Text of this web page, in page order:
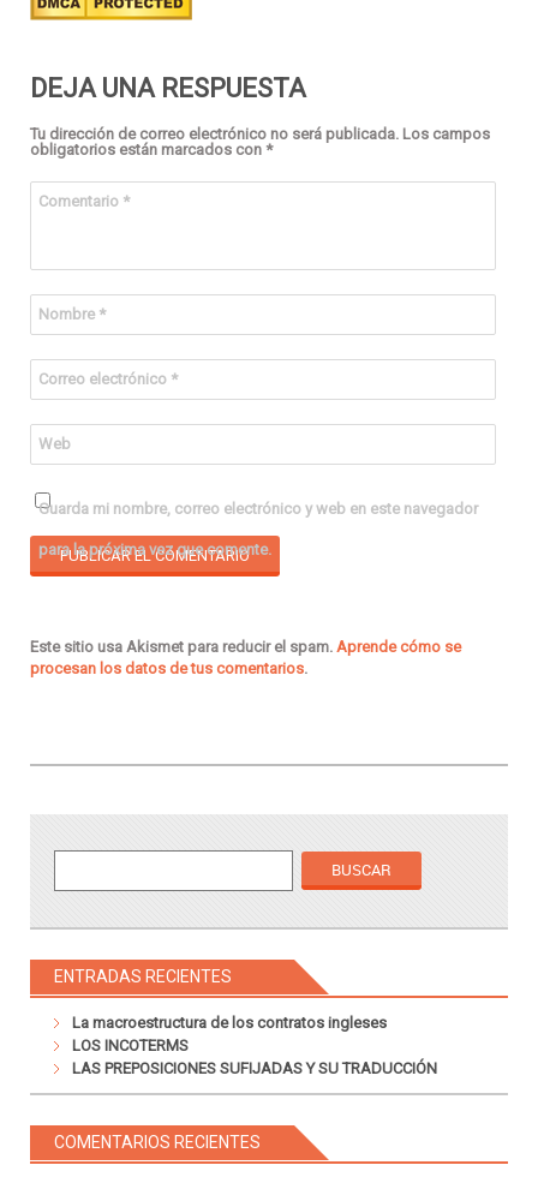
DEJA UNA RESPUESTA
Tu dirección de correo electrónico no será publicada. Los campos
obligatorios están marcados con *
Comentario *
Nombre *
Correo electrónico *
Web
Guarda mi nombre, correo electrónico y web en este navegador
para la próxima vez que comente.
Este sitio usa Akismet para reducir el spam. Aprende cómo se
procesan los datos de tus comentarios.
ENTRADAS RECIENTES
La macroestructura de los contratos ingleses
LOS INCOTERMS
LAS PREPOSICIONES SUFIJADAS Y SU TRADUCCIÓN
COMENTARIOS RECIENTES